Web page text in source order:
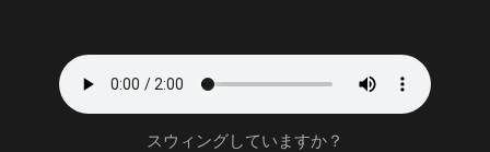
スウィングしていますか？